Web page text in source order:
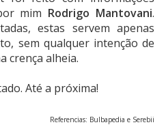
mim Rodrigo Mantovani.
estas servem apenas
sem qualquer intenção de
crença alheia.
Até a próxima!
Referencias: Bulbapedia e Serebii